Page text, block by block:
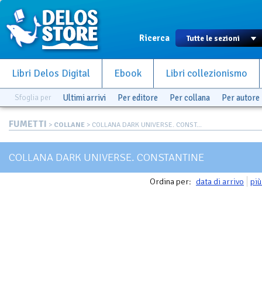
Ricerca
Libri Delos Digital Ebook Libri collezionismo
Sfoglia per Ultimi arrivi Per editore Per collana Per autore
FUMETTI > COLLANE > COLLANA DARK UNIVERSE. CONST...
COLLANA DARK UNIVERSE. CONSTANTINE
Ordina per: data di arrivo